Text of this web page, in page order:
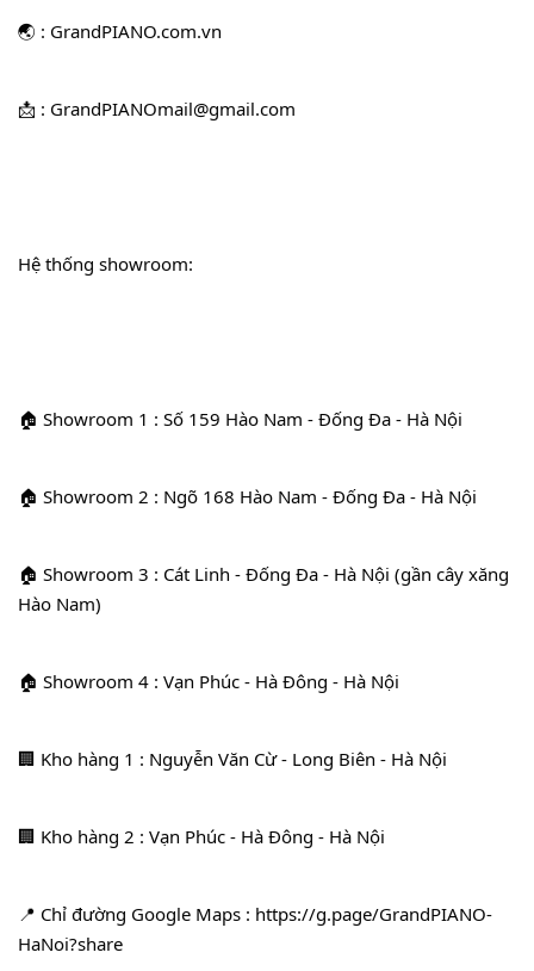
🌏 : GrandPIANO.com.vn
📩 : GrandPIANOmail@gmail.com
Hệ thống showroom:
🏠 Showroom 1 : Số 159 Hào Nam - Đống Đa - Hà Nội
🏠 Showroom 2 : Ngõ 168 Hào Nam - Đống Đa - Hà Nội
🏠 Showroom 3 : Cát Linh - Đống Đa - Hà Nội (gần cây xăng
Hào Nam)
🏠 Showroom 4 : Vạn Phúc - Hà Đông - Hà Nội
🏢 Kho hàng 1 : Nguyễn Văn Cừ - Long Biên - Hà Nội
🏢 Kho hàng 2 : Vạn Phúc - Hà Đông - Hà Nội
📍 Chỉ đường Google Maps : https://g.page/GrandPIANO-
HaNoi?share